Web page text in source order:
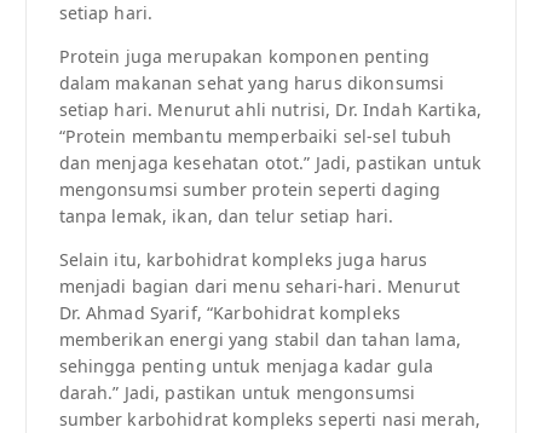
setiap hari.
Protein juga merupakan komponen penting
dalam makanan sehat yang harus dikonsumsi
setiap hari. Menurut ahli nutrisi, Dr. Indah Kartika,
“Protein membantu memperbaiki sel-sel tubuh
dan menjaga kesehatan otot.” Jadi, pastikan untuk
mengonsumsi sumber protein seperti daging
tanpa lemak, ikan, dan telur setiap hari.
Selain itu, karbohidrat kompleks juga harus
menjadi bagian dari menu sehari-hari. Menurut
Dr. Ahmad Syarif, “Karbohidrat kompleks
memberikan energi yang stabil dan tahan lama,
sehingga penting untuk menjaga kadar gula
darah.” Jadi, pastikan untuk mengonsumsi
sumber karbohidrat kompleks seperti nasi merah,